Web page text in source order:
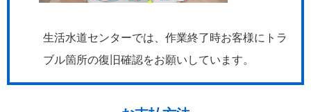
生活水道センターでは、作業終了時お客様にトラ
ブル箇所の復旧確認をお願いしています。